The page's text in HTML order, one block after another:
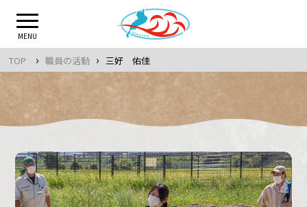
content
MENU
TOP › 職員の活動 › 三好 佑佳